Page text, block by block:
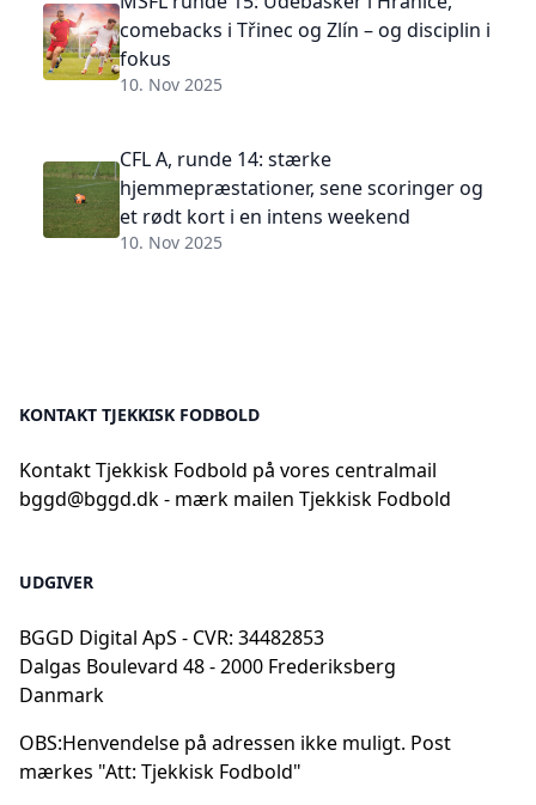
comebacks i Třinec og Zlín – og disciplin i
fokus
10. Nov 2025
CFL A, runde 14: stærke
hjemmepræstationer, sene scoringer og
et rødt kort i en intens weekend
10. Nov 2025
KONTAKT TJEKKISK FODBOLD
Kontakt Tjekkisk Fodbold på vores centralmail
bggd@bggd.dk- mærk mailen Tjekkisk Fodbold
UDGIVER
BGGD Digital ApS - CVR: 34482853
Dalgas Boulevard 48 - 2000 Frederiksberg
Danmark
OBS:Henvendelse på adressen ikke muligt. Post
mærkes "Att: Tjekkisk Fodbold"